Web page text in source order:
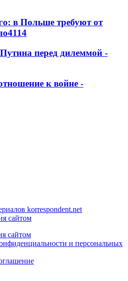
в Польше требуют от
4114
перед дилеммой -
к войне -
korrespondent.net
сайтом
сайтом
и персональных